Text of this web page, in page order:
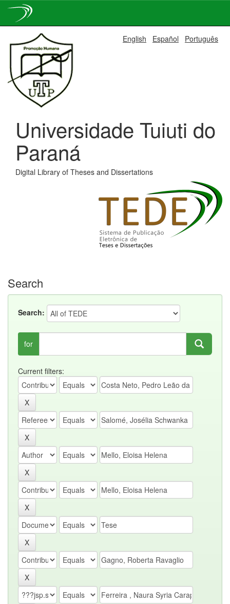
navigation
English Español Português
Universidade Tuiuti do
Paraná
Digital Library of Theses and Dissertations
Search
Search:
for
Current filters: